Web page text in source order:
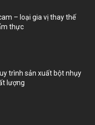
– loại gia vị thay thế
thực
trình sản xuất bột nhụy
lượng